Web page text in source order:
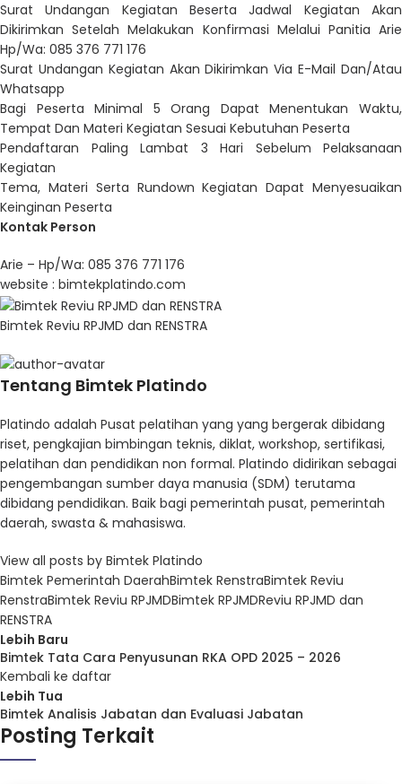
Surat Undangan Kegiatan Beserta Jadwal Kegiatan Akan
Dikirimkan Setelah Melakukan Konfirmasi Melalui Panitia Arie
Hp/Wa: 085 376 771 176
Surat Undangan Kegiatan Akan Dikirimkan Via E-Mail Dan/Atau
Whatsapp
Bagi Peserta Minimal 5 Orang Dapat Menentukan Waktu,
Tempat Dan Materi Kegiatan Sesuai Kebutuhan Peserta
Pendaftaran Paling Lambat 3 Hari Sebelum Pelaksanaan
Kegiatan
Tema, Materi Serta Rundown Kegiatan Dapat Menyesuaikan
Keinginan Peserta
Kontak Person
Arie – Hp/Wa: 085 376 771 176
website : bimtekplatindo.com
Bimtek Reviu RPJMD dan RENSTRA
Tentang Bimtek Platindo
Platindo adalah Pusat pelatihan yang yang bergerak dibidang
riset, pengkajian bimbingan teknis, diklat, workshop, sertifikasi,
pelatihan dan pendidikan non formal. Platindo didirikan sebagai
pengembangan sumber daya manusia (SDM) terutama
dibidang pendidikan. Baik bagi pemerintah pusat, pemerintah
daerah, swasta & mahasiswa.
View all posts by Bimtek Platindo
Bimtek Pemerintah DaerahBimtek RenstraBimtek Reviu
RenstraBimtek Reviu RPJMDBimtek RPJMDReviu RPJMD dan
RENSTRA
Lebih Baru
Bimtek Tata Cara Penyusunan RKA OPD 2025 – 2026
Kembali ke daftar
Lebih Tua
Bimtek Analisis Jabatan dan Evaluasi Jabatan
Posting Terkait